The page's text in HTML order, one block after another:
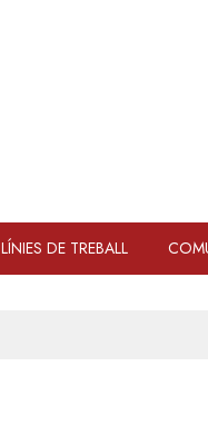
LÍNIES DE TREBALL